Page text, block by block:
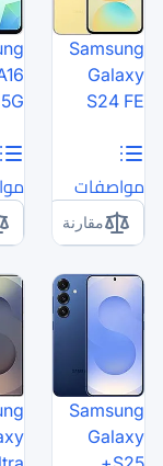
Samsung
Galaxy A16
مواصفات
مقارنة
Samsung
Galaxy